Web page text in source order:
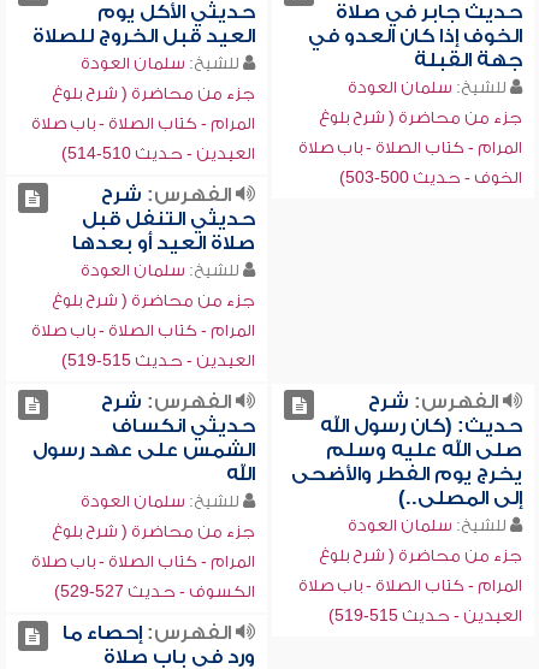
حديث جابر في صلاة
الخوف إذا كان العدو في
جهة القبلة
للشيخ: سلمان العودة
جزء من محاضرة ( شرح بلوغ
المرام - كتاب الصلاة - باب صلاة
الخوف - حديث 500-503)
حديثي الأكل يوم
العيد قبل الخروج للصلاة
للشيخ: سلمان العودة
جزء من محاضرة ( شرح بلوغ
المرام - كتاب الصلاة - باب صلاة
العيدين - حديث 510-514)
الفهرس: شرح
حديثي التنفل قبل
صلاة العيد أو بعدها
للشيخ: سلمان العودة
جزء من محاضرة ( شرح بلوغ
المرام - كتاب الصلاة - باب صلاة
العيدين - حديث 515-519)
الفهرس: شرح
حديث: (كان رسول الله
صلى الله عليه وسلم
يخرج يوم الفطر والأضحى
إلى المصلى..)
للشيخ: سلمان العودة
جزء من محاضرة ( شرح بلوغ
المرام - كتاب الصلاة - باب صلاة
العيدين - حديث 515-519)
الفهرس: شرح
حديثي انكساف
الشمس على عهد رسول
الله
للشيخ: سلمان العودة
جزء من محاضرة ( شرح بلوغ
المرام - كتاب الصلاة - باب صلاة
الكسوف - حديث 527-529)
الفهرس:إحصاء ما
ورد في باب صلاة